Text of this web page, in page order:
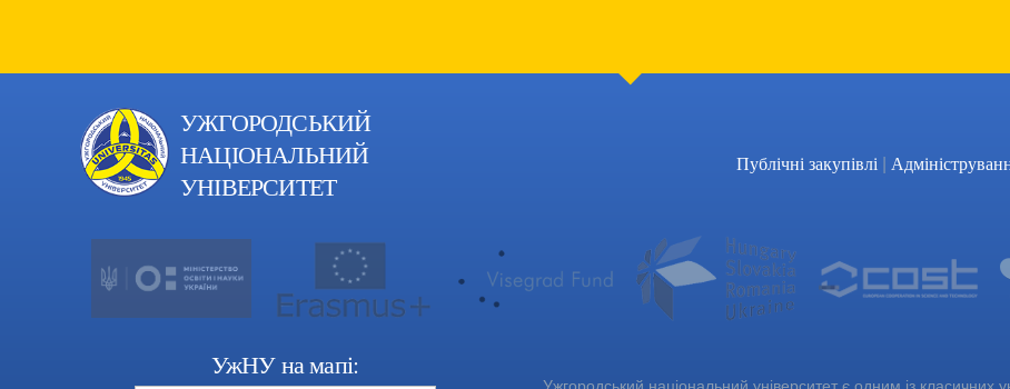
УЖГОРОДСЬКИЙ
НАЦІОНАЛЬНИЙ
УНІВЕРСИТЕТ
Публічні закупівлі |
УжНУ на мапі:
Ужгородський національний університет є одним із класичних